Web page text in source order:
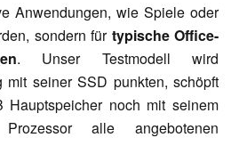
Anwendungen, wie Spiele oder
sondern für typische Office-
. Unser Testmodell wird
mit seiner SSD punkten, schöpft
noch mit seinem
alle angebotenen